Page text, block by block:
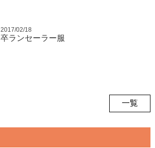
2017/02/18
卒ランセーラー服
一覧